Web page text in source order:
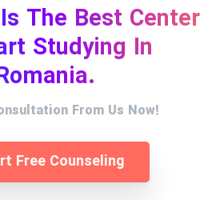
The Best Center
Studying In
From Us Now!
Free Counseling